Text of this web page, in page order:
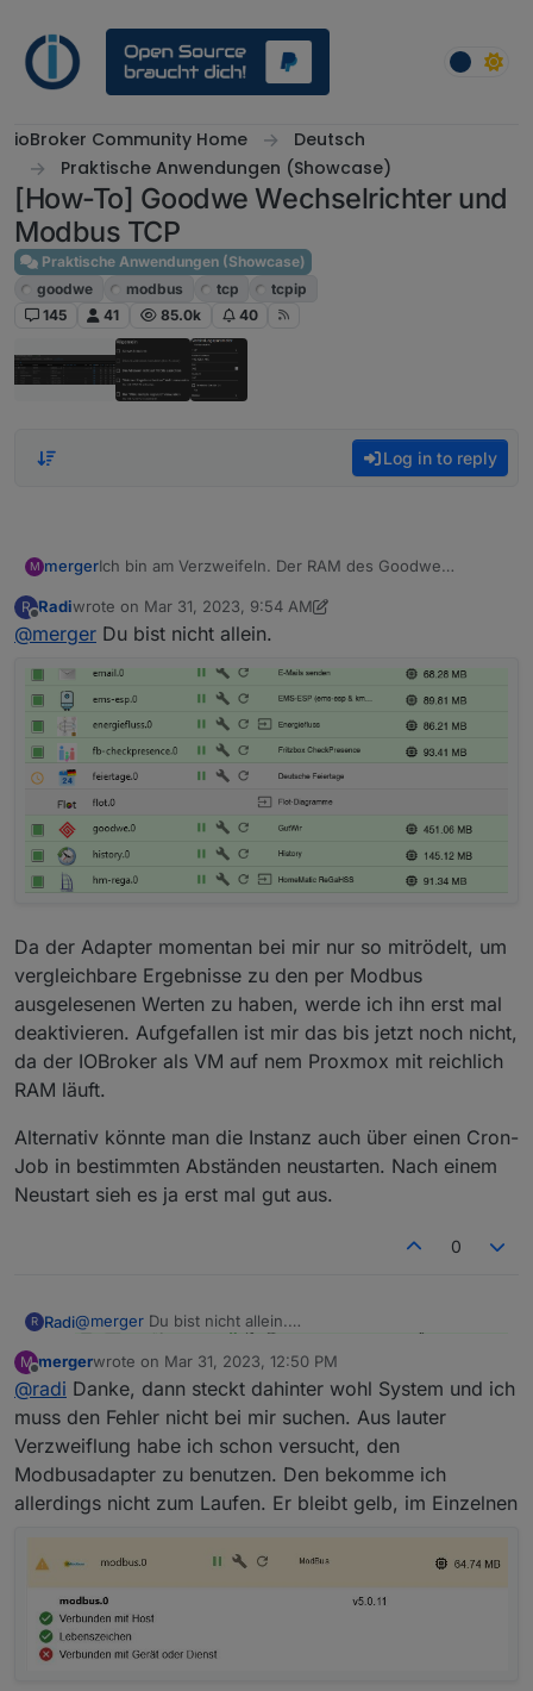
ioBroker Community Home
Deutsch
Praktische Anwendungen (Showcase)
[How-To] Goodwe Wechselrichter und
Modbus TCP
Praktische Anwendungen (Showcase)
goodwe
modbus tcp
tcpip
145
41 85.0k 40
Log in to reply
M mergerIch bin am Verzweifeln. Der RAM des Goodwe
430 MB und ein Ende ist nicht abzusehen. Deshalb
nochmal der dringende Aufruf an alle Verwender des
geht ihr damit um? Es kann doch nicht sein, dass das
bei euch nicht passiert. Und wenn wirklich nicht, sagt
das bitte auch aber lasst mich nicht im Dunkeln. Bei mir
hat der Adapter die aktuelle Version 1.0.4 .Der io-
Broker läuft auf einem Raspi 4 mit 4 GB RAM und einer
aktuellen FW-Version 1023.
Danke schon mal im Voraus!
Martin
R Radiwrote on Mar 31, 2023, 9:54 AM
last edited by RadiMar 31, 2023, 12:31 PM
@merger Du bist nicht allein.
Da der Adapter momentan bei mir nur so mitrödelt, um
vergleichbare Ergebnisse zu den per Modbus
ausgelesenen Werten zu haben, werde ich ihn erst mal
deaktivieren. Aufgefallen ist mir das bis jetzt noch nicht,
da der IOBroker als VM auf nem Proxmox mit reichlich
RAM läuft.
Alternativ könnte man die Instanz auch über einen Cron-
Job in bestimmten Abständen neustarten. Nach einem
Neustart sieh es ja erst mal gut aus.
0
R Radi@merger Du bist nicht allein.
Da der Adapter momentan bei mir nur so mitrödelt, um
vergleichbare Ergebnisse zu den per Modbus
ausgelesenen Werten zu haben, werde ich ihn erst mal
deaktivieren. Aufgefallen ist mir das bis jetzt noch nicht,
da der IOBroker als VM auf nem Proxmox mit reichlich
RAM läuft.
Alternativ könnte man die Instanz auch über einen Cron-
Job in bestimmten Abständen neustarten. Nach einem
Neustart sieh es ja erst mal gut aus.
M
Offline
mergerwrote on Mar 31, 2023, 12:50 PM
last edited by
@radi Danke, dann steckt dahinter wohl System und ich
muss den Fehler nicht bei mir suchen. Aus lauter
Verzweiflung habe ich schon versucht, den
Modbusadapter zu benutzen. Den bekomme ich
allerdings nicht zum Laufen. Er bleibt gelb, im Einzelnen